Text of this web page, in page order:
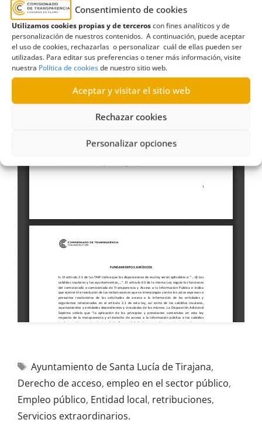
Consentimiento de cookies
Utilizamos cookies propias y de terceroscon fines analíticos y de
personalización de nuestros contenidos. A continuación, puede aceptar
el uso de cookies, rechazarlas o personalizar cuál de ellas pueden ser
utilizadas. Para editar sus preferencias o tener más información, visite
nuestra Política de cookiesde nuestro sitio web.
Aceptar y visitar el sitio web
Rechazar cookies
Personalizar opciones
Ayuntamiento de Santa Lucía de Tirajana,
Derecho de acceso, empleo en el sector público,
Empleo público, Entidad local, retribuciones,
Servicios extraordinarios.